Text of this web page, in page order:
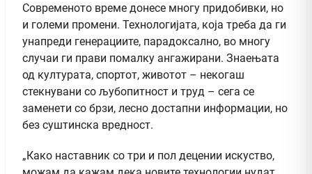
Современото време донесе многу придобивки, но
и големи промени. Технологијата, која треба да ги
унапреди генерациите, парадоксално, во многу
случаи ги прави помалку ангажирани. Знаењата
од културата, спортот, животот – некогаш
стекнувани со љубопитност и труд – сега се
заменети со брзи, лесно достапни информации, но
без суштинска вредност.
„Како наставник со три и пол децении искуство,